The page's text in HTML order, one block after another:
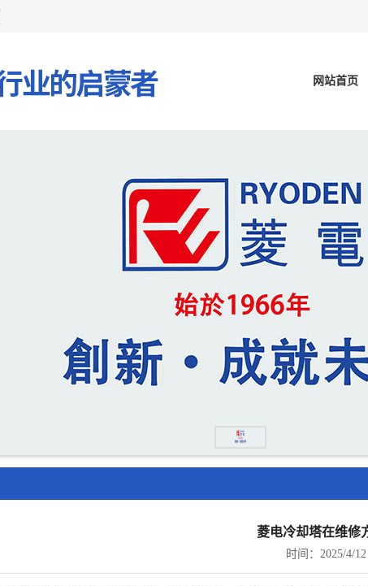
网站首页
菱电冷却塔在维修
时间：2025/4/